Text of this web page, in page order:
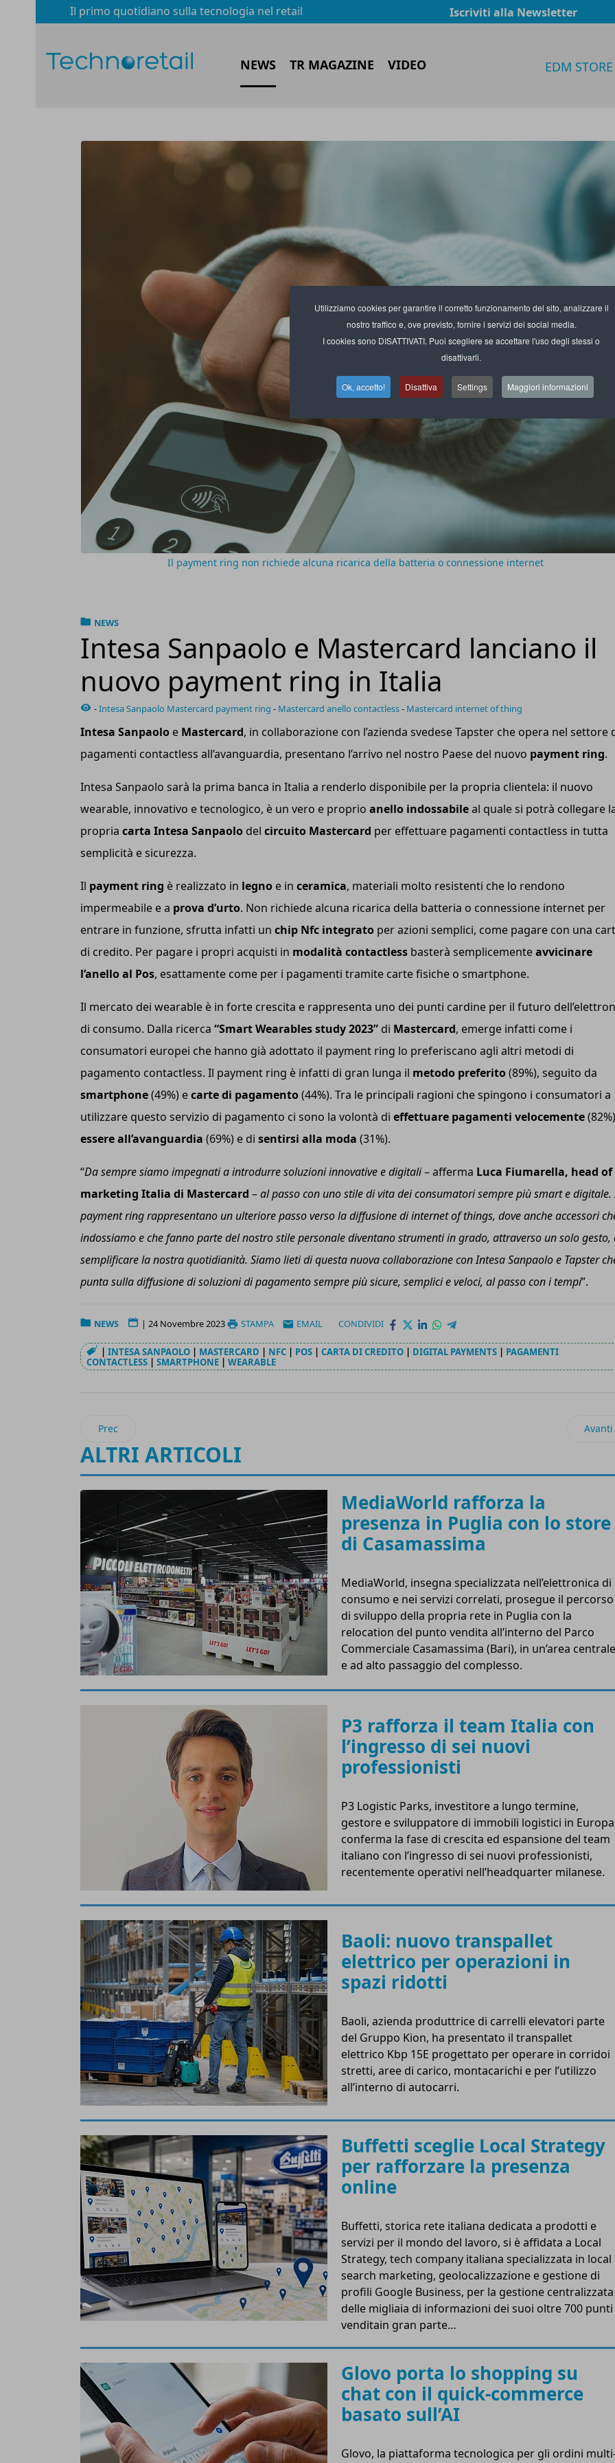
Utilizziamo cookies per garantire il corretto funzionamento del sito, analizzare il
nostro traffico e, ove previsto, fornire i servizi dei social media.
I cookies sono DISATTIVATI. Puoi scegliere se accettare l'uso degli stessi o
disattivarli.
Ok, accetto! Disattiva Settings Maggiori informazioni
Il primo quotidiano sulla tecnologia nel retail Iscriviti alla Newsletter
NEWS TR MAGAZINE VIDEO EDM STORE
Il payment ring non richiede alcuna ricarica della batteria o connessione internet
NEWS
Intesa Sanpaolo e Mastercard lanciano il
nuovo payment ring in Italia
-Intesa Sanpaolo Mastercard payment ring - Mastercard anello contactless- Mastercard internet of thing
Intesa Sanpaolo e Mastercard, in collaborazione con l’azienda svedese Tapster che opera nel settore
pagamenti contactless all’avanguardia, presentano l’arrivo nel nostro Paese del nuovo payment ring.
Intesa Sanpaolo sarà la prima banca in Italia a renderlo disponibile per la propria clientela: il nuovo
wearable, innovativo e tecnologico, è un vero e proprio anello indossabileal quale si potrà collegare
propria carta Intesa Sanpaolo del circuito Mastercard per effettuare pagamenti contactless in tutta
semplicità e sicurezza.
Il payment ring è realizzato in legno e in ceramica, materiali molto resistenti che lo rendono
impermeabile e a prova d’urto. Non richiede alcuna ricarica della batteria o connessione internet per
entrare in funzione, sfrutta infatti un chip Nfc integrato per azioni semplici, come pagare con una
di credito. Per pagare i propri acquisti in modalità contactless basterà semplicementeavvicinare
l’anello al Pos, esattamente come per i pagamenti tramite carte fisiche o smartphone.
Il mercato dei wearable è in forte crescita e rappresenta uno dei punti cardine per il futuro
di consumo. Dalla ricerca “Smart Wearables study 2023” di Mastercard, emerge infatti come i
consumatori europei che hanno già adottato il payment ring lo preferiscano agli altri metodi di
pagamento contactless. Il payment ring è infatti di gran lunga il metodo preferito(89%), seguito da
smartphone(49%) ecarte di pagamento(44%). Tra le principali ragioni che spingono i consumatori a
utilizzare questo servizio di pagamento ci sono la volontà di effettuare pagamenti velocemente
essere all’avanguardia (69%) e di sentirsi alla moda (31%).
“Da sempresiamoimpegnati a introdurre soluzioni innovative e digitali– afferma Luca Fiumarella, head of
marketing Italia di Mastercard –al passo con uno stile di vita dei consumatori sempre più smart e digitale.
payment ring rappresentano un ulteriore passo verso la diffusione di internet of things, dove anche accessori
indossiamo e che fanno parte del nostro stile personale diventano strumentiin grado, attraverso un solo gesto,
semplificarela nostra quotidianità. Siamo lieti di questa nuova collaborazione con Intesa Sanpaolo e Tapster
punta sulla diffusione di soluzioni di pagamento sempre più sicure, semplici e veloci, al passo con i tempi”.
NEWS | 24 Novembre 2023 STAMPA EMAIL CONDIVIDI
| INTESA SANPAOLO | MASTERCARD | NFC | POS | CARTA DI CREDITO | DIGITAL PAYMENTS | PAGAMENTI
CONTACTLESS | SMARTPHONE | WEARABLE
Articolo precedente: Prestofresco si affida all’AI per analizzare i dati in tempo reale
Prec Avanti
ALTRI ARTICOLI
MediaWorld rafforza la
presenza in Puglia con lo store
di Casamassima
MediaWorld, insegna specializzata nell’elettronica di
consumo e nei servizi correlati, prosegue il percorso
di sviluppo della propria rete in Puglia con la
relocation del punto vendita all’interno del Parco
Commerciale Casamassima (Bari), in un’area centrale
e ad alto passaggio del complesso.
P3 rafforza il team Italia con
l’ingresso di sei nuovi
professionisti
P3 Logistic Parks, investitore a lungo termine,
gestore e sviluppatore di immobili logistici in
conferma la fase di crescita ed espansione del team
italiano con l’ingresso di sei nuovi professionisti,
recentemente operativi nell’headquarter milanese.
Baoli: nuovo transpallet
elettrico per operazioni in
spazi ridotti
Baoli, azienda produttrice di carrelli elevatori parte
del Gruppo Kion, ha presentato il transpallet
elettrico Kbp 15E progettato per operare in corridoi
stretti, aree di carico, montacarichi e per l’utilizzo
all’interno di autocarri.
Buffetti sceglie Local Strategy
per rafforzare la presenza
online
Buffetti, storica rete italiana dedicata a prodotti e
servizi per il mondo del lavoro, si è affidata a Local
Strategy, tech company italiana specializzata in local
search marketing, geolocalizzazione e gestione di
profili Google Business, per la gestione centralizzata
delle migliaia di informazioni dei suoi oltre 700 punti
venditain gran parte…
Glovo porta lo shopping su
chat con il quick-commerce
basato sull’AI
Glovo, la piattaforma tecnologica per gli ordini